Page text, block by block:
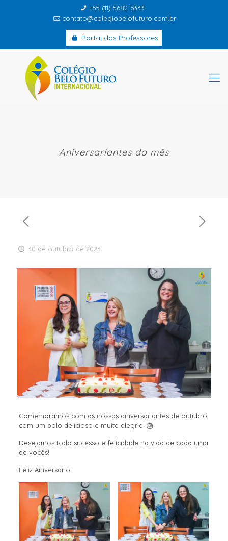
+55 (11) 5682-6333
contato@colegiobelofuturo.com.br
Portal dos Professores
Aniversariantes do mês
30 de outubro de 2023
Comemoramos com as nossas aniversariantes de outubro
com um bolo delicioso e muita alegria! 🎂
Desejamos todo sucesso e felicidade na vida de cada uma
de vocês!
Feliz Aniversário!